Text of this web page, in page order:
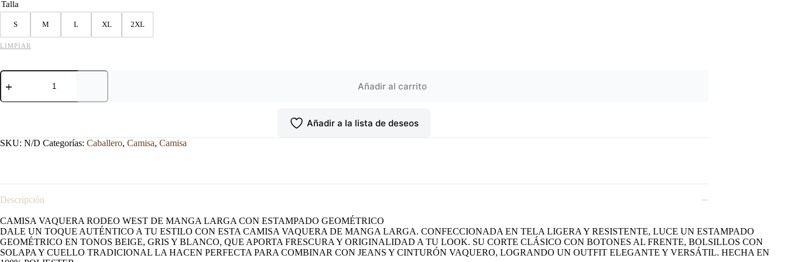
Talla
S M L XL 2XL
LIMPIAR
CAMISA
RODEO
BLANCO
Añadir al carrito
Añadir a la lista de deseos
SKU: N/D Categorías: Caballero, Camisa, Camisa
Descripción
CAMISA VAQUERA RODEO WEST DE MANGA LARGA CON ESTAMPADO GEOMÉTRICO
DALE UN TOQUE AUTÉNTICO A TU ESTILO CON ESTA CAMISA VAQUERA DE MANGA LARGA. CONFECCIONADA EN TELA LIGERA Y RESISTENTE, LUCE UN ESTAMPADO
GEOMÉTRICO EN TONOS BEIGE, GRIS Y BLANCO, QUE APORTA FRESCURA Y ORIGINALIDAD A TU LOOK. SU CORTE CLÁSICO CON BOTONES AL FRENTE, BOLSILLOS CON
SOLAPA Y CUELLO TRADICIONAL LA HACEN PERFECTA PARA COMBINAR CON JEANS Y CINTURÓN VAQUERO, LOGRANDO UN OUTFIT ELEGANTE Y VERSÁTIL. HECHA EN